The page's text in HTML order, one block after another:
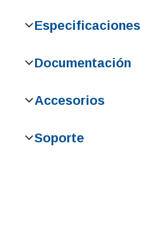
Especificaciones
Documentación
Accesorios
Soporte